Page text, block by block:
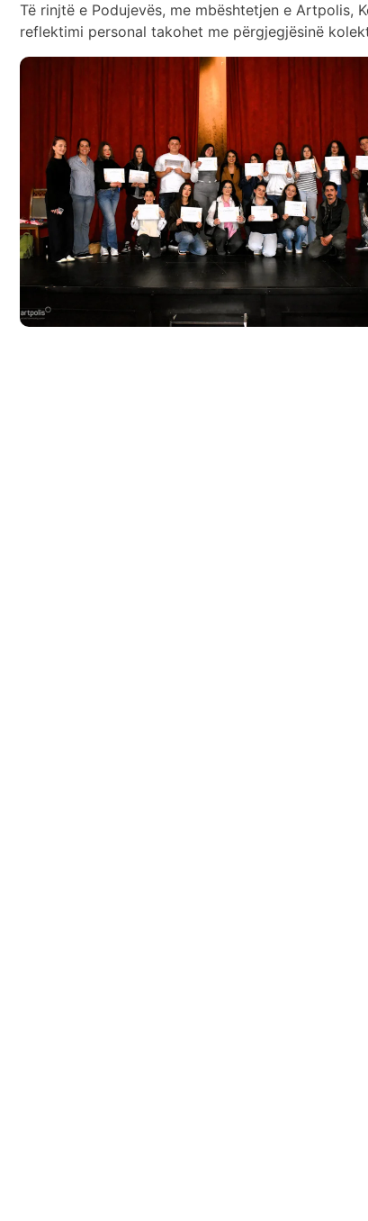
Të rinjtë e Podujevës, me mbështetjen e Artpolis,
reflektimi personal takohet me përgjegjësinë